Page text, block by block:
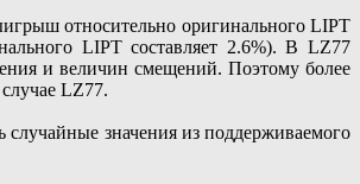
относительно оригинального LIPT
LIPT составляет 2.6%). В LZ77
и величин смещений. Поэтому более
LZ77.
случайные значения из поддерживаемого